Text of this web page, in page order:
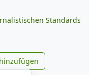
Standards
zu Google